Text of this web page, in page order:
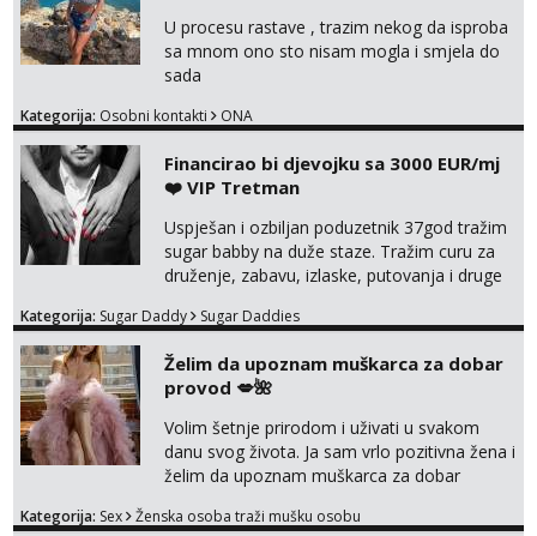
U procesu rastave , trazim nekog da isproba
sa mnom ono sto nisam mogla i smjela do
sada
Kategorija: Osobni kontakti ONA
Financirao bi djevojku sa 3000 EUR/mj
❤️ VIP Tretman
Uspješan i ozbiljan poduzetnik 37god tražim
sugar babby na duže staze. Tražim curu za
druženje, zabavu, izlaske, putovanja i druge
otvorena, komunikativna, zgodna i atraktivna
markodalic37@gmail.com
Kategorija: Sugar Daddy Sugar Daddies
Želim da upoznam muškarca za dobar
provod 💋🌺
Volim šetnje prirodom i uživati u svakom
danu svog života. Ja sam vrlo pozitivna žena i
želim da upoznam muškarca za dobar
na link ispod i nadji me tamo, cekam te!
Kategorija: Sex Ženska osoba traži mušku osobu